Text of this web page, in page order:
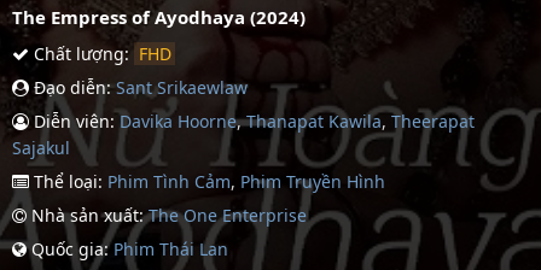
The Empress of Ayodhaya (2024)
Chất lượng: FHD
Đạo diễn: Sant Srikaewlaw
Diễn viên: Davika Hoorne,Thanapat Kawila, Theerapat
Sajakul
Thể loại: Phim Tình Cảm, Phim Truyền Hình
Nhà sản xuất: The One Enterprise
Quốc gia: Phim Thái Lan